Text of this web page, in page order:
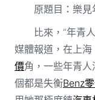
原題目：樂見
比來，“年青
媒體報道，在上
價角，一些年青
個都是失衡Benz